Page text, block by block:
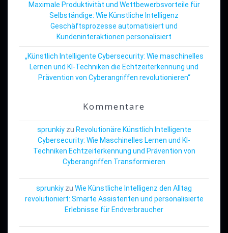
Maximale Produktivität und Wettbewerbsvorteile für
Selbständige: Wie Künstliche Intelligenz
Geschäftsprozesse automatisiert und
Kundeninteraktionen personalisiert
„Künstlich Intelligente Cybersecurity: Wie maschinelles
Lernen und KI-Techniken die Echtzeiterkennung und
Prävention von Cyberangriffen revolutionieren“
Kommentare
sprunkiyzu Revolutionäre Künstlich Intelligente
Cybersecurity: Wie Maschinelles Lernen und KI-
Techniken Echtzeiterkennung und Prävention von
Cyberangriffen Transformieren
sprunkiy zu Wie Künstliche Intelligenz den Alltag
revolutioniert: Smarte Assistenten und personalisierte
Erlebnisse für Endverbraucher